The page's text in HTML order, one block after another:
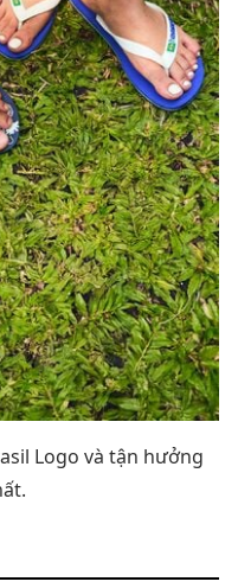
Logo và tận hưởng